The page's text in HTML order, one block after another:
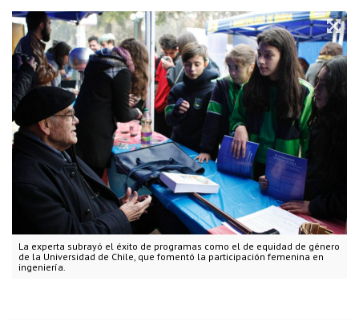
La experta subrayó el éxito de programas como el de equidad de género
de la Universidad de Chile, que fomentó la participación femenina en
ingeniería.